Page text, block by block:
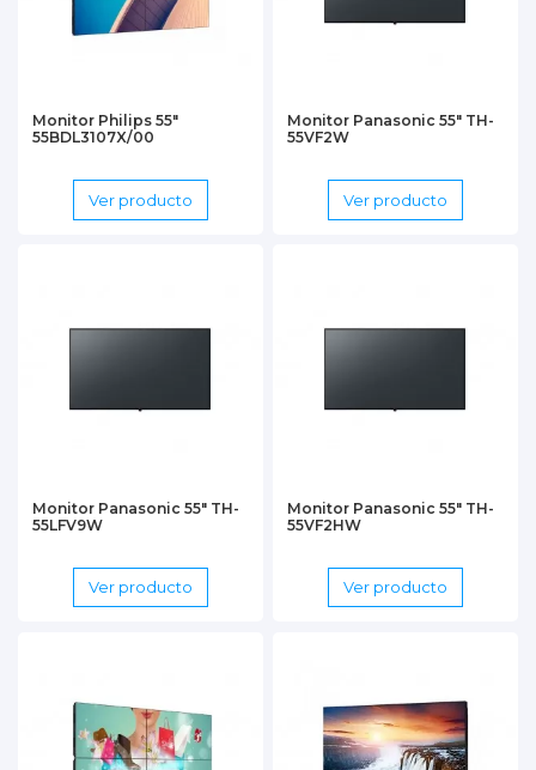
Monitor Philips 55"
55BDL3107X/00
Ver producto
Monitor Panasonic 55" TH-
55VF2W
Ver producto
Monitor Panasonic 55" TH-
55LFV9W
Ver producto
Monitor Panasonic 55" TH-
55VF2HW
Ver producto